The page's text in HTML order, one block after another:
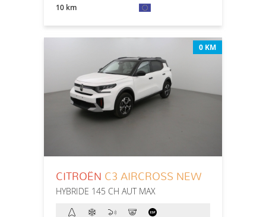
10 km
0 KM
CITROËN C3 AIRCROSS NEW
HYBRIDE 145 CH AUT MAX